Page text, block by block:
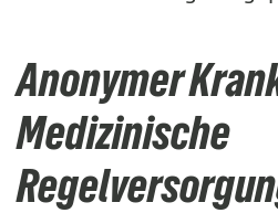
Anonymer
Medizinische